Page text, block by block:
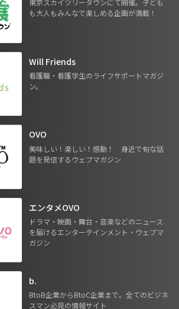
東京スカイツリータウンにて開催。子ども
も大人もみんなで楽しめる企画が満載！
Will Friends
看護職・看護学生のライフサポートマガジ
ン。
OVO
美味しい！楽しい！感動！ 身近で旬な話
題を発信するウェブマガジン
エンタメOVO
ドラマ・映画・舞台・音楽などのニュース
を届けるエンターテインメント・ウェブマ
ガジン
b.
BtoB企業からBtoC企業まで。全てのビジネ
スマン必見の情報サイト